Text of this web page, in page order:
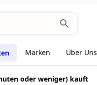
Marken Über Uns
oder weniger) kauft